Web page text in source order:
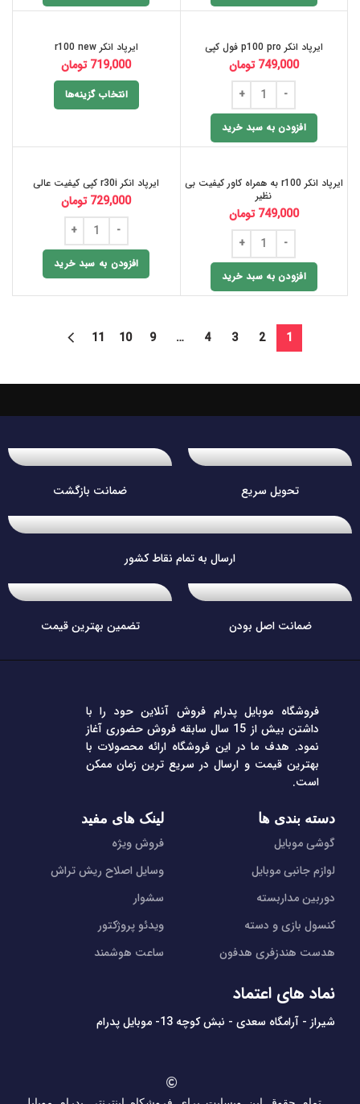
ایرپاد انکر p100 pro فول کپی
749,000 تومان
افزودن به سبد خرید
ایرپاد انکر r100 new
719,000 تومان
انتخاب گزینه‌ها
ایرپاد انکر r100 به همراه کاور کیفیت بی
نظیر
749,000 تومان
افزودن به سبد خرید
ایرپاد انکر r30i کپی کیفیت عالی
729,000 تومان
افزودن به سبد خرید
1
2
3
4
…
9
10
11
تحویل سریع ضمانت بازگشت
ارسال به تمام نقاط کشور
ضمانت اصل بودن تضمین بهترین قیمت
فروشگاه موبایل پدرام فروش آنلاین حود را با
داشتن بیش از 15 سال سابقه فروش حضوری آغاز
نمود. هدف ما در این فروشگاه ارائه محصولات با
بهترین قیمت و ارسال در سریع ترین زمان ممکن
است.
دسته بندی ها
گوشی موبایل
لوازم جانبی موبایل
دوربین مداربسته
کنسول بازی و دسته
هدست هندزفری هدفون
لینک های مفید
فروش ویژه
وسایل اصلاح ریش تراش
سشوار
ویدئو پروژکتور
ساعت هوشمند
نماد های اعتماد
شیراز - آرامگاه سعدی - نبش کوچه 13- موبایل پدرام
تمام حقوق این وبسایت برای فروشکاه اینترنتی پدرام موبایل